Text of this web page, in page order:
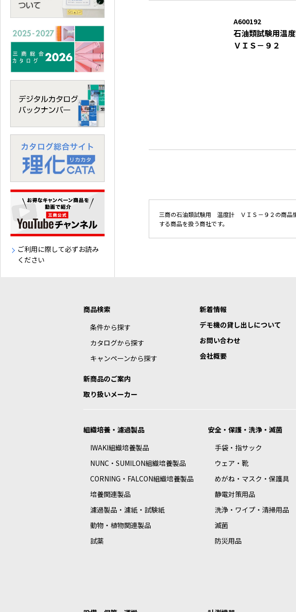
A600192
石油類試験用温
ＶＩＳ－９２
三商の石油類試験用 温度計 ＶＩＳ－９２の商品
する商品を扱う商社です。
ご利用に際して必ずお読み
ください
商品検索
条件から探す
カタログから探す
キャンペーンから探す
新商品のご案内
取り扱いメーカー
新着情報
デモ機の貸し出しについて
お問い合わせ
会社概要
組織培養・濾過製品
IWAKI組織培養製品
NUNC・SUMILON組織培養製品
CORNING・FALCON組織培養製品
培養関連製品
濾過製品・濾紙・試験紙
動物・植物関連製品
試薬
安全・保護・洗浄・滅菌
手袋・指サック
ウェア・靴
めがね・マスク・保護具
静電対策用品
洗浄・ワイプ・清掃用品
滅菌
防災用品